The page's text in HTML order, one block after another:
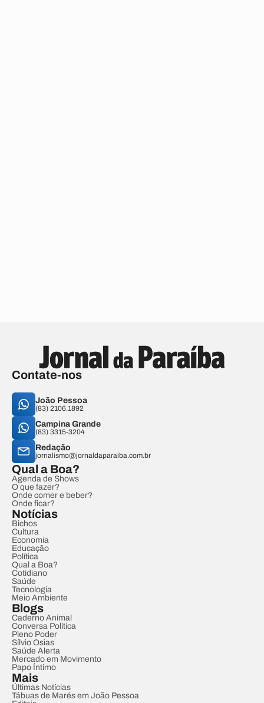
Contate-nos
João Pessoa
(83) 2106.1892
Campina Grande
(83) 3315-3204
Redação
jornalismo@jornaldaparaiba.com.br
Qual a Boa?
Agenda de Shows
O que fazer?
Onde comer e beber?
Onde ficar?
Notícias
Bichos
Cultura
Economia
Educação
Política
Qual a Boa?
Cotidiano
Saúde
Tecnologia
Meio Ambiente
Blogs
Caderno Animal
Conversa Política
Pleno Poder
Sílvio Osias
Saúde Alerta
Mercado em Movimento
Papo Íntimo
Mais
Últimas Notícias
Tábuas de Marés em João Pessoa